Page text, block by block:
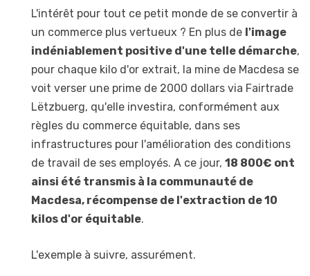
L'intérêt pour tout ce petit monde de se convertir à
un commerce plus vertueux ? En plus de l'image
indéniablement positive d'une telle démarche,
pour chaque kilo d'or extrait, la mine de Macdesa se
voit verser une prime de 2000 dollars via Fairtrade
Lëtzbuerg, qu'elle investira, conformément aux
règles du commerce équitable, dans ses
infrastructures pour l'amélioration des conditions
de travail de ses employés. A ce jour, 18 800€ ont
ainsi été transmis à la communauté de
Macdesa, récompense de l'extraction de 10
kilos d'or équitable.
L'exemple à suivre, assurément.